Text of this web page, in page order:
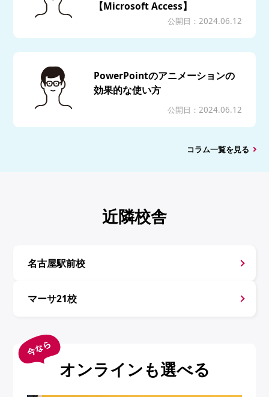
【Microsoft Access】
公開日：2024.06.12
PowerPointのアニメーションの
効果的な使い方
公開日：2024.06.12
コラム一覧を見る
近隣校舎
名古屋駅前校
マーサ21校
オンラインも選べる